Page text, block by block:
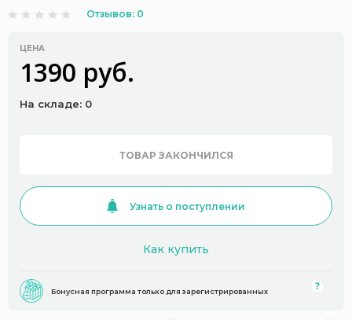
Отзывов: 0
ЦЕНА
1390 руб.
На складе: 0
ТОВАР ЗАКОНЧИЛСЯ
Узнать о поступлении
Как купить
Бонусная программа только для зарегистрированных